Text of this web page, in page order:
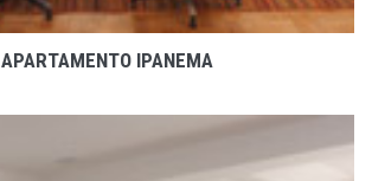
APARTAMENTO IPANEMA